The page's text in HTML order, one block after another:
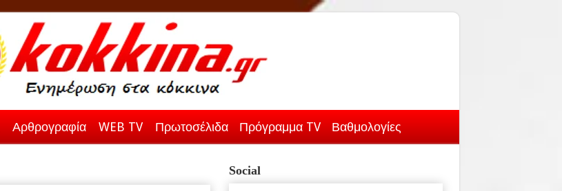
Αρθρογραφία WEB TV Πρωτοσέλιδα Πρόγραμμα TV Βαθμολογίες
Social